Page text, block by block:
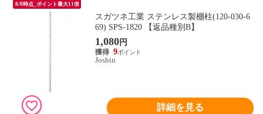
8/8時点_ポイント最大11倍
スガツネ工業 ステンレス製棚柱(120-030-6
69) SPS-1820 【返品種別B】
1,080円
9
Joshin
詳細を見る